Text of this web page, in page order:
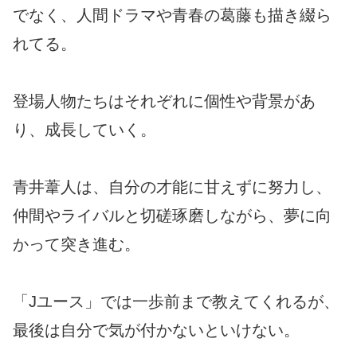
でなく、人間ドラマや青春の葛藤も描き綴ら
れてる。
登場人物たちはそれぞれに個性や背景があ
り、成長していく。
青井葦人は、自分の才能に甘えずに努力し、
仲間やライバルと切磋琢磨しながら、夢に向
かって突き進む。
「Jユース」では一歩前まで教えてくれるが、
最後は自分で気が付かないといけない。